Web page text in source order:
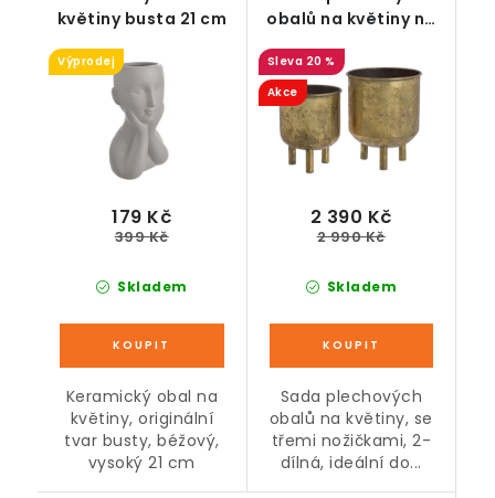
květiny busta 21 cm
Výprodej
Skladem
179 Kč
399 Kč
Keramický obal na
květiny, originální
tvar busty, béžový,
vysoký 21 cm
obalů na květiny na
nožičkách 2-dílná
20 %
Akce
Skladem
2 390 Kč
2 990 Kč
Sada plechových
obalů na květiny, se
třemi nožičkami, 2-
dílná, ideální do...